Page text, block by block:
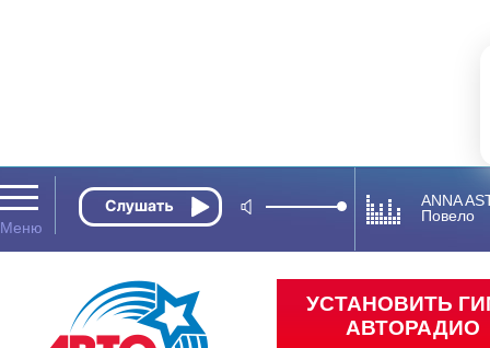
ANNA
Повело
УСТАНОВИТЬ
АВТОРАДИО